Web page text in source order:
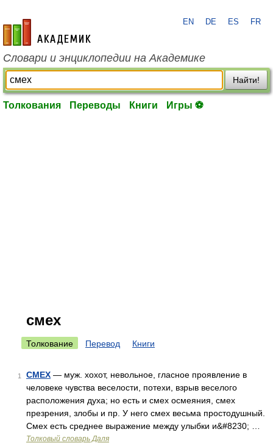
academic.ru
EN DE ES FR
Словари и энциклопедии на Академике
Найти!
Толкования Переводы Книги Игры ⚽
смех
Толкование Перевод Книги
1 СМЕХ — муж. хохот, невольное, гласное проявление в
человеке чувства веселости, потехи, взрыв веселого
расположения духа; но есть и смех осмеяния, смех
презрения, злобы и пр. У него смех весьма простодушный.
Смех есть среднее выражение между улыбки и&#8230; …
Толковый словарь Даля